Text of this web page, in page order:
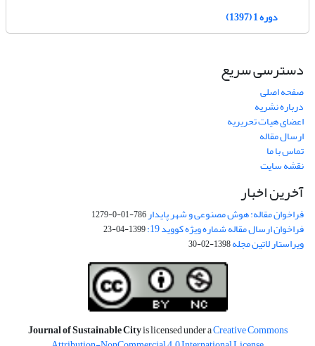
دوره 1 (1397)
دسترسی سریع
صفحه اصلی
درباره نشریه
اعضای هیات تحریریه
ارسال مقاله
تماس با ما
نقشه سایت
آخرین اخبار
فراخوان مقاله: هوش مصنوعی و شهر پایدار786-01-0-1279
فراخوان ارسال مقاله شماره ویژه کووید 19: 1399-04-23
ویراستار لاتین مجله1398-02-30
Journal of Sustainable Cityis licensed under aCreative Commons